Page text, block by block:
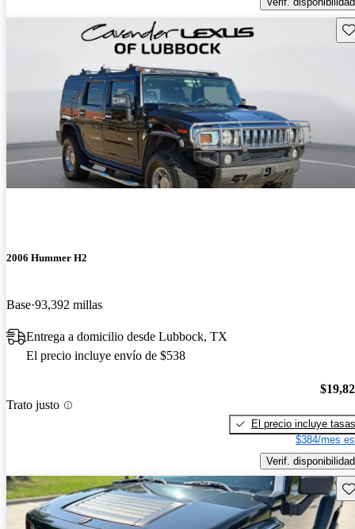
2006 Hummer H2
Base 93,392 millas
Entrega a domicilio desde Lubbock, TX
El precio incluye envío de $538
Trato justo
El precio incluye tasas
$384/mes
Verif. disponibilidad